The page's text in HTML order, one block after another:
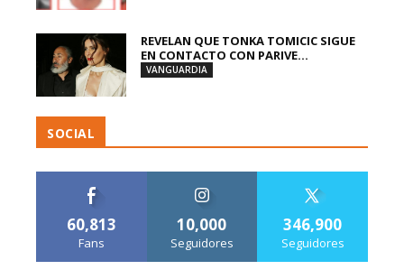
REVELAN QUE TONKA TOMICIC SIGUE
EN CONTACTO CON PARIVE...
VANGUARDIA
SOCIAL
60,813
Fans
10,000
Seguidores
346,900
Seguidores